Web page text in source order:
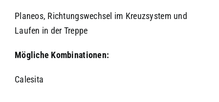
Management Platform &eRecht24
Planeos, Richtungswechsel im Kreuzsystem und
Laufen in der Treppe
Mögliche Kombinationen:
Calesita